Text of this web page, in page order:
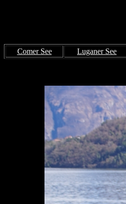
Comer See Luganer See